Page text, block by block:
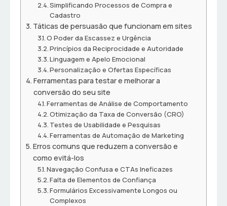
Simplificando Processos de Compra e
Cadastro
Táticas de persuasão que funcionam em sites
O Poder da Escassez e Urgência
Princípios da Reciprocidade e Autoridade
Linguagem e Apelo Emocional
Personalização e Ofertas Específicas
Ferramentas para testar e melhorar a
conversão do seu site
Ferramentas de Análise de Comportamento
Otimização da Taxa de Conversão (CRO)
Testes de Usabilidade e Pesquisas
Ferramentas de Automação de Marketing
Erros comuns que reduzem a conversão e
como evitá-los
Navegação Confusa e CTAs Ineficazes
Falta de Elementos de Confiança
Formulários Excessivamente Longos ou
Complexos